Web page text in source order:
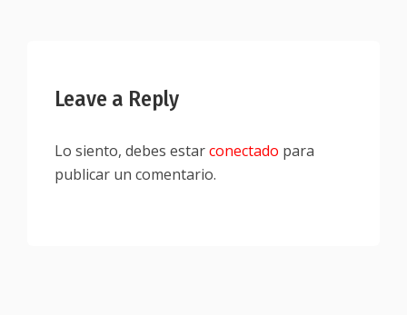
Leave a Reply
Lo siento, debes estarconectado para
publicar un comentario.